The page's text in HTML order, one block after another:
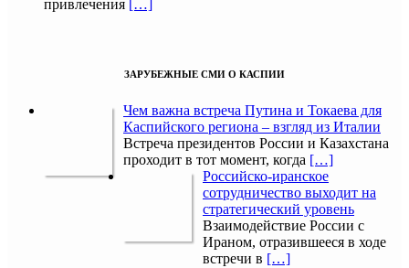
привлечения […]
ЗАРУБЕЖНЫЕ СМИ О КАСПИИ
Чем важна встреча Путина и Токаева для
Каспийского региона – взгляд из Италии
Встреча президентов России и Казахстана
проходит в тот момент, когда […]
Российско-иранское
сотрудничество выходит на
стратегический уровень
Взаимодействие России с
Ираном, отразившееся в ходе
встречи в […]